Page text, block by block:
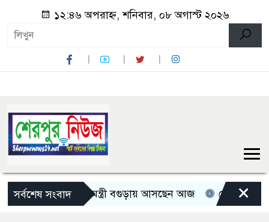
১২:৪৬ অপরাহ্ন, শনিবার, ০৮ অগাস্ট ২০২৬
সর্বশেষ সংবাদ
মন্ত্রী-প্রতিমন্ত্রী বগুড়ায় আসছেন আজ রোমান্টিক বার্তা
×